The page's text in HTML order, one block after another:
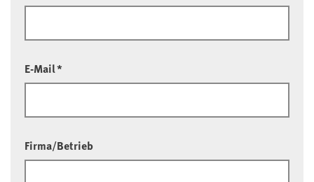
E-Mail*
Firma/Betrieb